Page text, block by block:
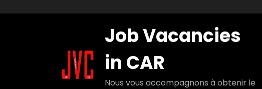
Job Vacancies
in CAR
Nous vous accompagnons à obtenir le